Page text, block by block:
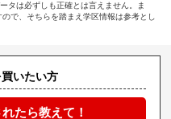
タは必ずしも正確とは言えません。ま
で、そちらを踏まえ学区情報は参考とし
いたい方
たら教えて！